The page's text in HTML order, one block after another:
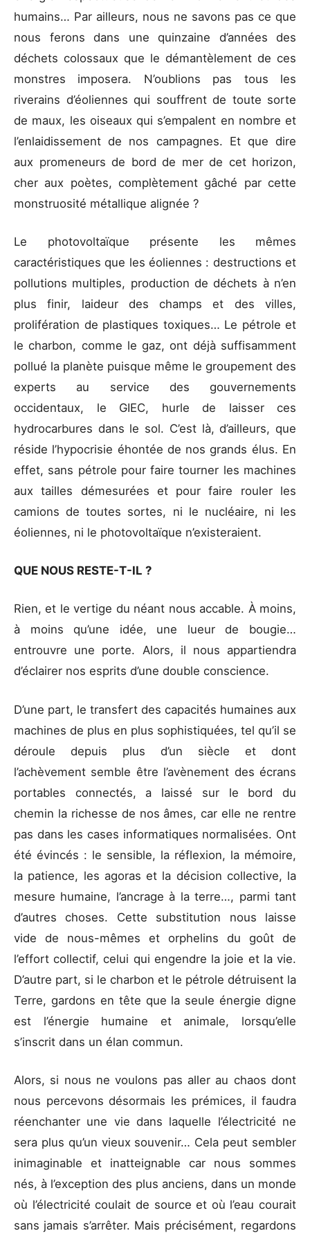
humains… Par ailleurs, nous ne savons pas ce que
nous ferons dans une quinzaine d’années des
déchets colossaux que le démantèlement de ces
monstres imposera. N’oublions pas tous les
riverains d’éoliennes qui souffrent de toute sorte
de maux, les oiseaux qui s’empalent en nombre et
l’enlaidissement de nos campagnes. Et que dire
aux promeneurs de bord de mer de cet horizon,
cher aux poètes, complètement gâché par cette
monstruosité métallique alignée ?
Le photovoltaïque présente les mêmes
caractéristiques que les éoliennes : destructions et
pollutions multiples, production de déchets à n’en
plus finir, laideur des champs et des villes,
prolifération de plastiques toxiques… Le pétrole et
le charbon, comme le gaz, ont déjà suffisamment
pollué la planète puisque même le groupement des
experts au service des gouvernements
occidentaux, le GIEC, hurle de laisser ces
hydrocarbures dans le sol. C’est là, d’ailleurs, que
réside l’hypocrisie éhontée de nos grands élus. En
effet, sans pétrole pour faire tourner les machines
aux tailles démesurées et pour faire rouler les
camions de toutes sortes, ni le nucléaire, ni les
éoliennes, ni le photovoltaïque n’existeraient.
QUE NOUS RESTE-T-IL ?
Rien, et le vertige du néant nous accable. À moins,
à moins qu’une idée, une lueur de bougie…
entrouvre une porte. Alors, il nous appartiendra
d’éclairer nos esprits d’une double conscience.
D’une part, le transfert des capacités humaines aux
machines de plus en plus sophistiquées, tel qu’il se
déroule depuis plus d’un siècle et dont
l’achèvement semble être l’avènement des écrans
portables connectés, a laissé sur le bord du
chemin la richesse de nos âmes, car elle ne rentre
pas dans les cases informatiques normalisées. Ont
été évincés : le sensible, la réflexion, la mémoire,
la patience, les agoras et la décision collective, la
mesure humaine, l’ancrage à la terre…, parmi tant
d’autres choses. Cette substitution nous laisse
vide de nous-mêmes et orphelins du goût de
l’effort collectif, celui qui engendre la joie et la vie.
D’autre part, si le charbon et le pétrole détruisent la
Terre, gardons en tête que la seule énergie digne
est l’énergie humaine et animale, lorsqu’elle
s’inscrit dans un élan commun.
Alors, si nous ne voulons pas aller au chaos dont
nous percevons désormais les prémices, il faudra
réenchanter une vie dans laquelle l’électricité ne
sera plus qu’un vieux souvenir… Cela peut sembler
inimaginable et inatteignable car nous sommes
nés, à l’exception des plus anciens, dans un monde
où l’électricité coulait de source et où l’eau courait
sans jamais s’arrêter. Mais précisément, regardons